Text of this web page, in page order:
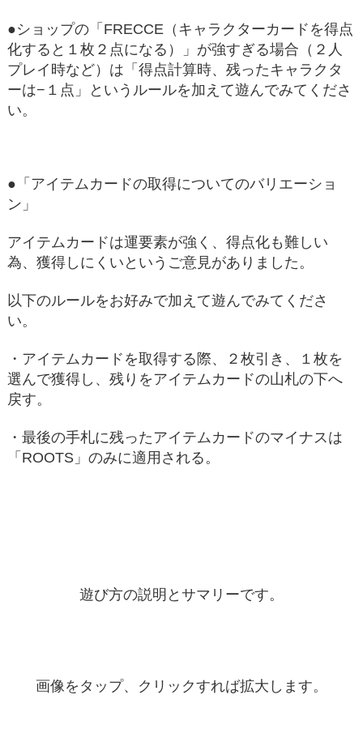
●ショップの「FRECCE（キャラクターカードを得点
化すると１枚２点になる）」が強すぎる場合（２人
プレイ時など）は「得点計算時、残ったキャラクタ
ーは−１点」というルールを加えて遊んでみてくださ
い。
●「アイテムカードの取得についてのバリエーショ
ン」
アイテムカードは運要素が強く、得点化も難しい
為、獲得しにくいというご意見がありました。
以下のルールをお好みで加えて遊んでみてくださ
い。
・アイテムカードを取得する際、２枚引き、１枚を
選んで獲得し、残りをアイテムカードの山札の下へ
戻す。
・最後の手札に残ったアイテムカードのマイナスは
「ROOTS」のみに適用される。
遊び方の説明とサマリーです。
画像をタップ、クリックすれば拡大します。